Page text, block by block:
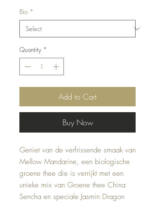
Bio *
Quantity *
Add to Cart
Buy Now
Geniet van de verfrissende smaak van
Mellow Mandarine, een biologische
groene thee die is verrijkt met een
unieke mix van Groene thee China
Sencha en speciale Jasmin Dragon